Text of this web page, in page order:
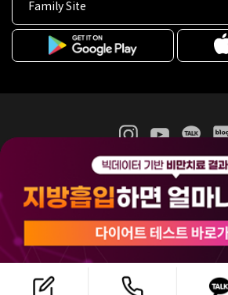
Family Site
365mc 병·의원 이용약관
홈페이지
비급여진료수가
(주)365mcㅣ서울특별시 서초구 서초대로52길 7,
120-87-04354ㅣ김남철
COPYRIGHT(C) 2025 365mc. ALL RIGHTS